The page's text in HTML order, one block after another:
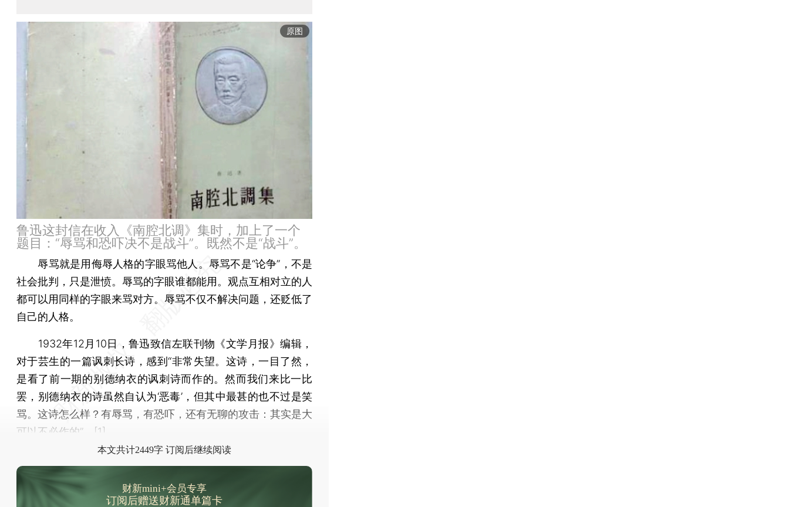
原图
鲁迅这封信在收入《南腔北调》集时，加上了一个
题目：“辱骂和恐吓决不是战斗”。既然不是“战斗”。
辱骂就是用侮辱人格的字眼骂他人。辱骂不是“论争”，不是
社会批判，只是泄愤。辱骂的字眼谁都能用。观点互相对立的人
都可以用同样的字眼来骂对方。辱骂不仅不解决问题，还贬低了
自己的人格。
1932年12月10日，鲁迅致信左联刊物《文学月报》编辑，
对于芸生的一篇讽刺长诗，感到“非常失望。这诗，一目了然，
是看了前一期的别德纳衣的讽刺诗而作的。然而我们来比一比
罢，别德纳衣的诗虽然自认为‘恶毒’，但其中最甚的也不过是笑
骂。这诗怎么样？有辱骂，有恐吓，还有无聊的攻击：其实是大
可以不必作的”。[1]
本文共计2449字 订阅后继续阅读
财新mini+会员专享
订阅后赠送财新通单篇卡